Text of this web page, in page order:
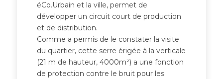
éCo.Urbain et la ville, permet de
développer un circuit court de production
et de distribution.
Comme a permis de le constater la visite
du quartier, cette serre érigée à la verticale
(21 m de hauteur, 4000m²) a une fonction
de protection contre le bruit pour les